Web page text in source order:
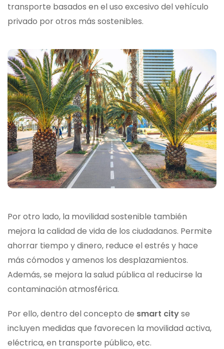
transporte basados en el uso excesivo del vehículo
privado por otros más sostenibles.
Por otro lado, la movilidad sostenible también
mejora la calidad de vida de los ciudadanos. Permite
ahorrar tiempo y dinero, reduce el estrés y hace
más cómodos y amenos los desplazamientos.
Además, se mejora la salud pública al reducirse la
contaminación atmosférica.
Por ello, dentro del concepto de smart cityse
incluyen medidas que favorecen la movilidad activa,
eléctrica, en transporte público, etc.